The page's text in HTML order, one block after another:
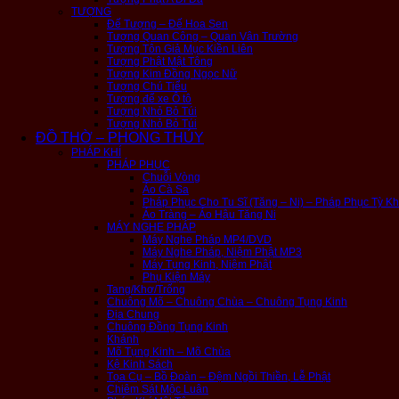
TƯỢNG
Đế Tượng – Đế Hoa Sen
Tượng Quan Công – Quan Vân Trường
Tượng Tôn Giả Mục Kiền Liên
Tượng Phật Mật Tông
Tượng Kim Đồng Ngọc Nữ
Tượng Chú Tiểu
Tượng để xe Ô tô
Tượng Nhỏ Bỏ Túi
Tượng Nhỏ Bỏ Túi
ĐỒ THỜ – PHONG THỦY
PHÁP KHÍ
PHÁP PHỤC
Chuỗi Vòng
Áo Cà Sa
Pháp Phục Cho Tu Sĩ (Tăng – Ni) – Pháp Phục Tỳ
Áo Tràng – Áo Hậu Tăng Ni
MÁY NGHE PHÁP
Máy Nghe Pháp MP4/DVD
Máy Nghe Pháp, Niệm Phật MP3
Máy Tụng Kinh, Niệm Phật
Phụ Kiện Máy
Tang/Khơ/Trống
Chuông Mõ – Chuông Chùa – Chuông Tụng Kinh
Địa Chung
Chuông Đồng Tụng Kinh
Khánh
Mõ Tụng Kinh – Mõ Chùa
Kệ Kinh Sách
Tọa Cụ – Bồ Đoàn – Đệm Ngồi Thiền, Lễ Phật
Chiêm Sát Mộc Luân